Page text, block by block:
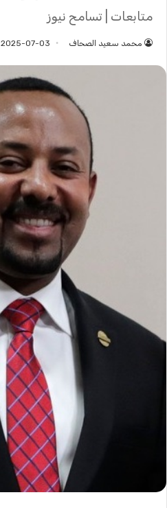
متابعات | تسامح نيوز
محمد سعيد الصحاف 2025-07-03